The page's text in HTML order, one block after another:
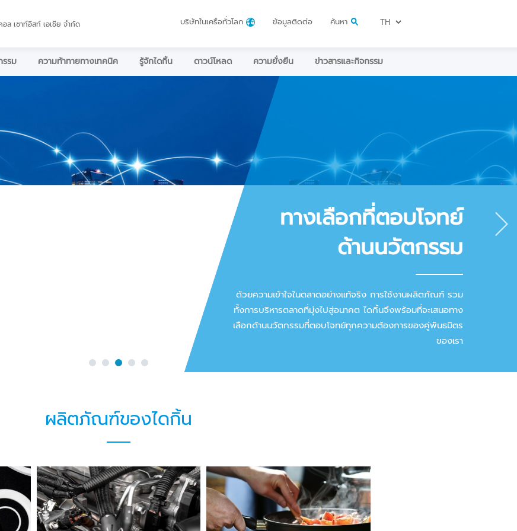
ล เซาท์อีสท์ เอเชีย จำกัด บริษัทในเครือทั่วโลก ข้อมูลติดต่อ ค้นหา
รม ความท้าทายทางเทคนิค รู้จักไดกิ้น ดาวน์โหลด ความยั่งยืน ข่าวสารและกิจกรรม
ทางเลือกที่ตอบโจทย์
ด้านนวัตกรรม
ด้วยความเข้าใจในตลาดอย่างแท้จริง การใช้งานผลิตภัณฑ์ รวม
ทั้งการบริหารตลาดที่มุ่งไปสู่อนาคต ไดกิ้นจึงพร้อมที่จะเสนอทาง
เลือกด้านนวัตกรรมที่ตอบโจทย์ทุกความต้องการของคู่พันธมิตร
ของเรา
ผลิตภัณฑ์ของไดกิ้น